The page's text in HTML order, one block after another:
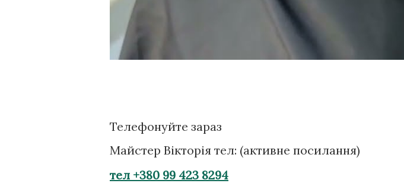
Телефонуйте зараз
Майстер Вікторія тел: (активне посилання)
тел +380 99 423 8294